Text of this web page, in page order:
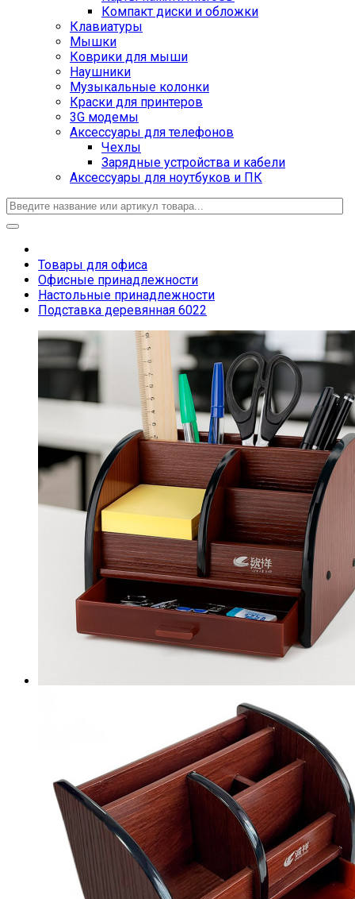
Компакт диски и обложки
Клавиатуры
Мышки
Коврики для мыши
Наушники
Музыкальные колонки
Краски для принтеров
3G модемы
Аксессуары для телефонов
Чехлы
Зарядные устройства и кабели
Аксессуары для ноутбуков и ПК
Товары для офиса
Офисные принадлежности
Настольные принадлежности
Подставка деревянная 6022